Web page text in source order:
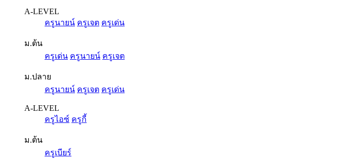
A-LEVEL
ครูนายน์ ครูเจต ครูเด่น
ม.ต้น
ครูเด่น ครูนายน์ ครูเจต
ม.ปลาย
ครูนายน์ ครูเจต ครูเด่น
A-LEVEL
ครูไอซ์ ครูกี้
ม.ต้น
ครูเบียร์